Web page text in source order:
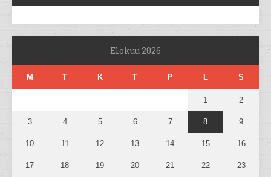
Elokuu 2026
M T K T P L S
1 2
3 4 5 6 7 8 9
10 11 12 13 14 15 16
17 18 19 20 21 22 23